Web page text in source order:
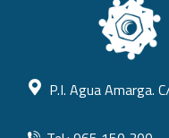
P.I. Agua Amarga.